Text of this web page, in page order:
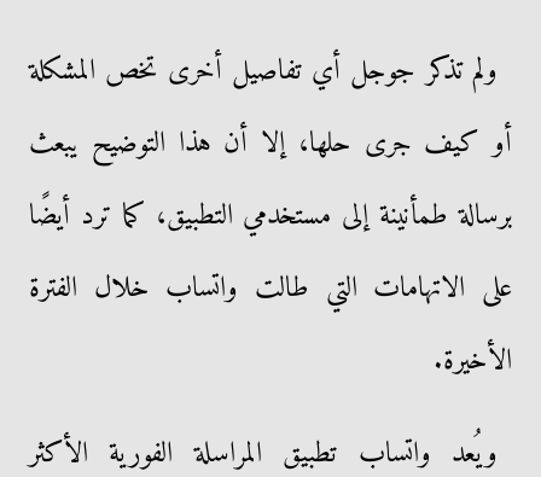
ولم تذكر جوجل أي تفاصيل أخرى تخص المشكلة
أو كيف جرى حلها، إلا أن هذا التوضيح يبعث
برسالة طمأنينة إلى مستخدمي التطبيق، كما ترد أيضًا
على الاتهامات التي طالت واتساب خلال الفترة
الأخيرة.
ويُعد واتساب تطبيق المراسلة الفورية الأكثر